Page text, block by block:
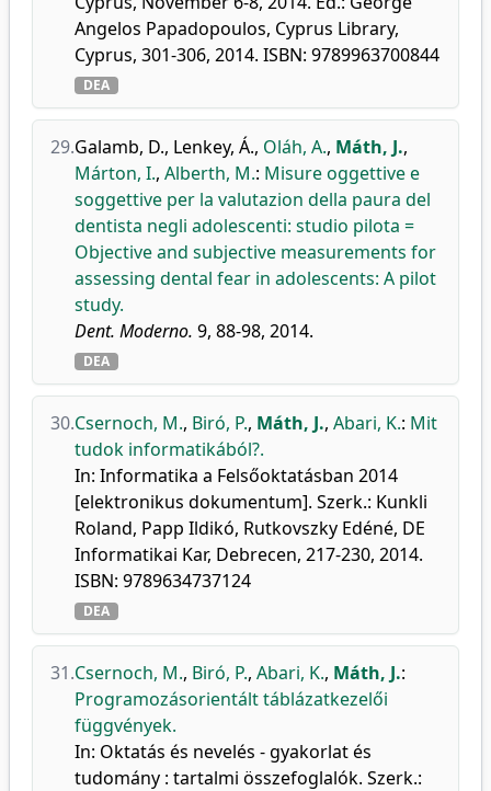
Angelos Papadopoulos, Cyprus Library,
Cyprus, 301-306, 2014. ISBN: 9789963700844
DEA
29.Galamb, D., Lenkey, Á., Oláh, A., Máth, J.,
Márton, I., Alberth, M.: Misure oggettive e
soggettive per la valutazion della paura del
dentista negli adolescenti: studio pilota =
Objective and subjective measurements for
assessing dental fear in adolescents: A pilot
study.
Dent. Moderno. 9, 88-98, 2014.
DEA
30.Csernoch, M., Biró, P., Máth, J., Abari, K.: Mit
tudok informatikából?.
In: Informatika a Felsőoktatásban 2014
[elektronikus dokumentum]. Szerk.: Kunkli
Roland, Papp Ildikó, Rutkovszky Edéné, DE
Informatikai Kar, Debrecen, 217-230, 2014.
ISBN: 9789634737124
DEA
31.Csernoch, M., Biró, P., Abari, K., Máth, J.:
Programozásorientált táblázatkezelői
függvények.
In: Oktatás és nevelés - gyakorlat és
tudomány : tartalmi összefoglalók. Szerk.: